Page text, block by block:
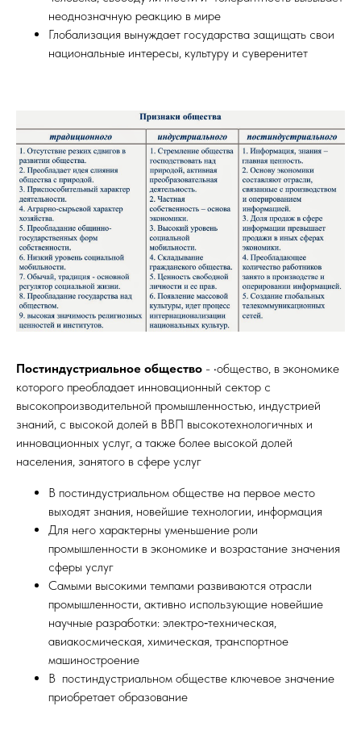
неоднозначную реакцию в мире
Глобализация вынуждает государства защищать свои
национальные интересы, культуру и суверенитет
Постиндустриальное общество - •общество, в экономике
которого преобладает инновационный сектор с
высокопроизводительной промышленностью, индустрией
знаний, с высокой долей в ВВП высокотехнологичных и
инновационных услуг, а также более высокой долей
населения, занятого в сфере услуг
В постиндустриальном обществе на первое место
выходят знания, новейшие технологии, информация
Для него характерны уменьшение роли
промышленности в экономике и возрастание значения
сферы услуг
Самыми высокими темпами развиваются отрасли
промышленности, активно использующие новейшие
научные разработки: электро‑техническая,
авиакосмическая, химическая, транспортное
машиностроение
В постиндустриальном обществе ключевое значение
приобретает образование